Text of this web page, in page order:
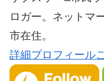
ロガー。ネットマ
市在住。
詳細プロフィール